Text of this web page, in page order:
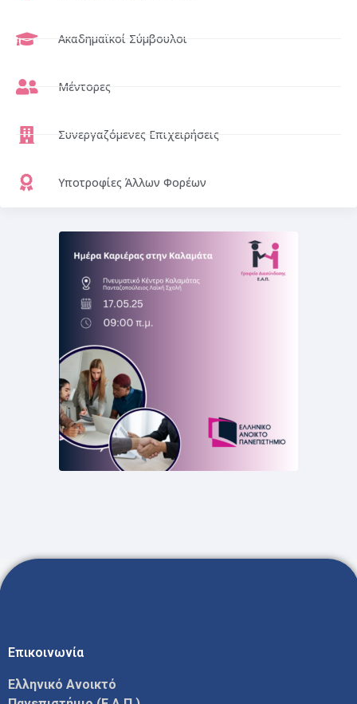
Ακαδημαϊκοί Σύμβουλοι
Μέντορες
Συνεργαζόμενες Επιχειρήσεις
Υποτροφίες Άλλων Φορέων
Επικοινωνία
Ελληνικό Ανοικτό